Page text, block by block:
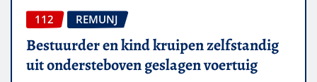
112 REMUNJ
Bestuurder en kind kruipen zelfstandig
uit ondersteboven geslagen voertuig